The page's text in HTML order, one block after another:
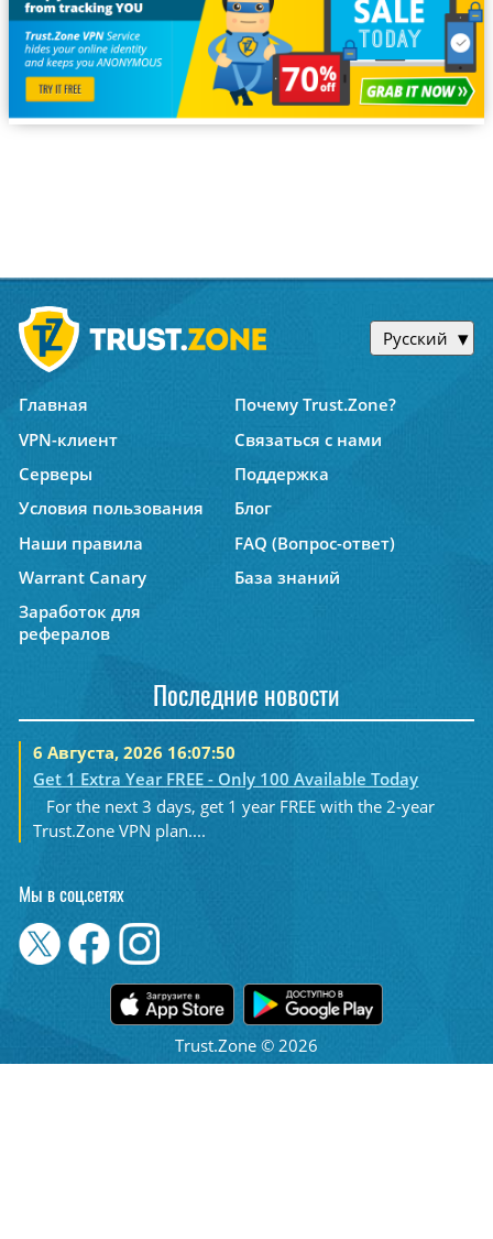
Русский
Главная
Почему Trust.Zone?
VPN-клиент
Связаться с нами
Серверы
Поддержка
Условия пользования
Блог
Наши правила
FAQ (Вопрос-ответ)
Warrant Canary
База знаний
Заработок для
рефералов
Последние новости
6 Августа, 2026 16:07:50
Get 1 Extra Year FREE - Only 100 Available Today
For the next 3 days, get 1 year FREE with the 2-year
Trust.Zone VPN plan....
Мы в соц.сетях
Trust.Zone © 2026